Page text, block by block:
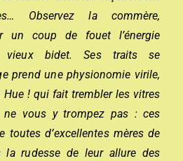
Observez la commère,
un coup de fouet l’énergie
vieux bidet. Ses traits se
prend une physionomie virile,
Hue ! qui fait trembler les vitres
ne vous y trompez pas : ces
toutes d’excellentes mères de
la rudesse de leur allure des